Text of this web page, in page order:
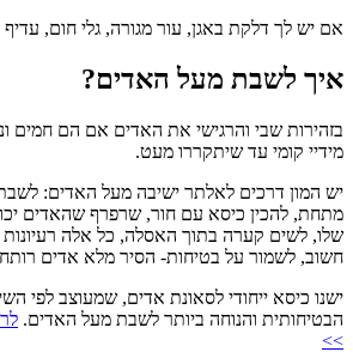
אם יש לך דלקת באגן, עור מגורה, גלי חום,
איך לשבת מעל האדים?
בזהירות שבי והרגישי את האדים אם הם חמים
מידיי קומי עד שיתקררו מעט.
יש המון דרכים לאלתר ישיבה מעל האדים:
מתחת, להכין כיסא עם חור, שרפרף שהאדים
שלו, לשים קערה בתוך האסלה, כל אלה
חשוב, לשמור על בטיחות- הסיר מלא אדים
ישנו כיסא ייחודי לסאונת אדים, שמעוצב לפי
הבטיחותית והנוחה ביותר לשבת מעל האדים.
>>